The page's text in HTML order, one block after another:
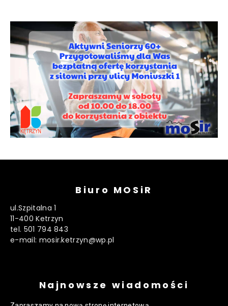
Biuro MOSiR
ul.Szpitalna 1
11-400 Ketrzyn
tel. 501 794 843
e-mail: mosir.ketrzyn@wp.pl
Najnowsze wiadomości